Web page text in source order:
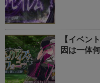
【イベン
因は一体